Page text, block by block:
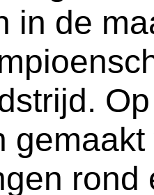
in de
rond